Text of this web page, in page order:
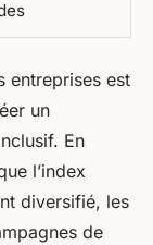
entreprises est
un
En
l’index
diversifié, les
de